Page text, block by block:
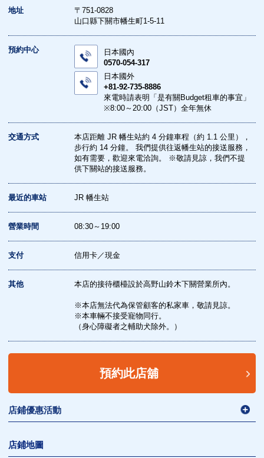
地址
〒751-0828
山口縣下關市幡生町1-5-11
預約中心
日本國內
0570-054-317
日本國外
+81-92-735-8886
來電時請表明「是有關Budget租車的事宜」
※8:00～20:00（JST）全年無休
交通方式
本店距離 JR 幡生站約 4 分鐘車程（約 1.1 公里），
步行約 14 分鐘。 我們提供往返幡生站的接送服務，
如有需要，歡迎來電洽詢。 ※敬請見諒，我們不提
供下關站的接送服務。
最近的車站 JR 幡生站
營業時間 08:30～19:00
支付 信用卡／現金
其他 本店的接待櫃檯設於高野山鈴木下關營業所內。
※本店無法代為保管顧客的私家車，敬請見諒。
※本車輛不接受寵物同行。
（身心障礙者之輔助犬除外。）
預約此店舖
店鋪優惠活動
店鋪地圖